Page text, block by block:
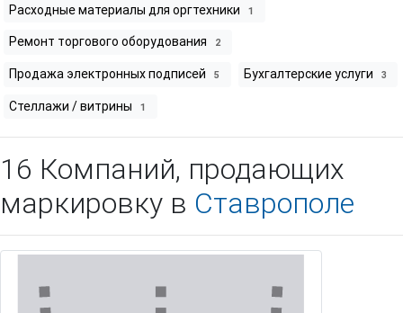
Расходные материалы для оргтехники 1
Ремонт торгового оборудования 2
Продажа электронных подписей 5 Бухгалтерские услуги 3
Стеллажи / витрины 1
16 Компаний, продающих
маркировку в Ставрополе